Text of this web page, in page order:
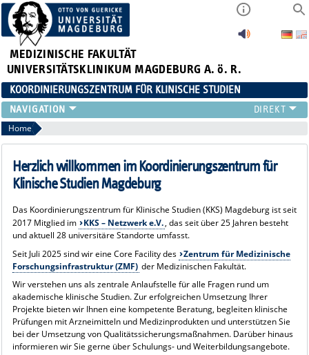
MEDIZINISCHE FAKULTÄT
UNIVERSITÄTSKLINIKUM MAGDEBURG A. ö. R.
KOORDINIERUNGSZENTRUM FÜR KLINISCHE STUDIEN
ÜBER UNS
LEISTUNGSSPEKTRUM
KLINISCHE STUDIEN DER UMMD
AKTUELLES
Home
Herzlich willkommen im Koordinierungszentrum für
Klinische Studien Magdeburg
Das Koordinierungszentrum für Klinische Studien (KKS) Magdeburg ist seit
2017 Mitglied im
KKS – Netzwerk e.V., das seit über 25 Jahren besteht
und aktuell 28 universitäre Standorte umfasst.
Seit Juli 2025 sind wir eine Core Facility des
Zentrum für Medizinische
Forschungsinfrastruktur (ZMF) der Medizinischen Fakultät.
Wir verstehen uns als zentrale Anlaufstelle für alle Fragen rund um
akademische klinische Studien. Zur erfolgreichen Umsetzung Ihrer
Projekte bieten wir Ihnen eine kompetente Beratung, begleiten klinische
Prüfungen mit Arzneimitteln und Medizinprodukten und unterstützen Sie
bei der Umsetzung von Qualitätssicherungsmaßnahmen. Darüber hinaus
informieren wir Sie gerne über Schulungs- und Weiterbildungsangebote.